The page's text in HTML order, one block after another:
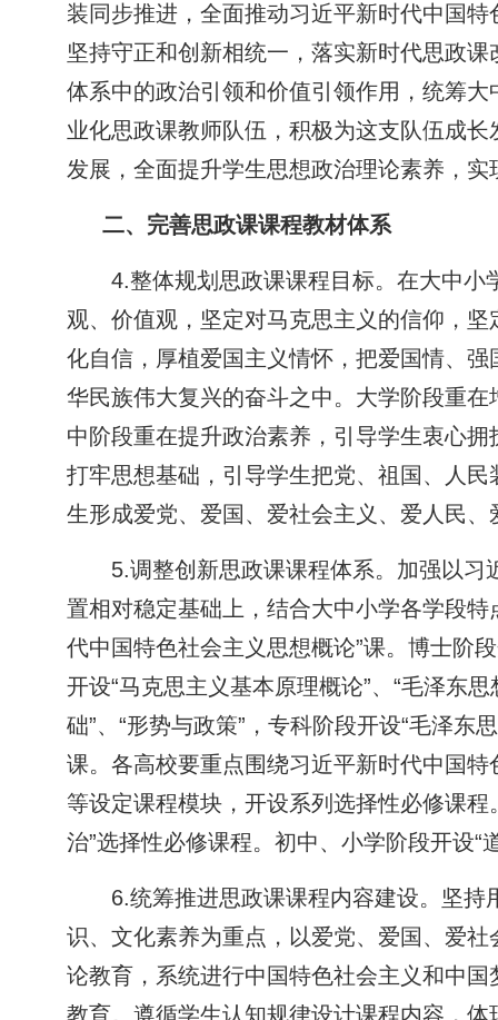
装同步推进，全面推动习近平新时代中国
坚持守正和创新相统一，落实新时代思政
体系中的政治引领和价值引领作用，统筹
业化思政课教师队伍，积极为这支队伍成
发展，全面提升学生思想政治理论素养，
二、完善思政课课程教材体系
4.整体规划思政课课程目标。在大中
观、价值观，坚定对马克思主义的信仰，
化自信，厚植爱国主义情怀，把爱国情、
华民族伟大复兴的奋斗之中。大学阶段重
中阶段重在提升政治素养，引导学生衷心
打牢思想基础，引导学生把党、祖国、人
生形成爱党、爱国、爱社会主义、爱人民
5.调整创新思政课课程体系。加强以
置相对稳定基础上，结合大中小学各学段
代中国特色社会主义思想概论”课。博士阶
开设“马克思主义基本原理概论”、“毛泽东
础”、“形势与政策”，专科阶段开设“毛泽东
课。各高校要重点围绕习近平新时代中国
等设定课程模块，开设系列选择性必修课
治”选择性必修课程。初中、小学阶段开设
6.统筹推进思政课课程内容建设。坚
识、文化素养为重点，以爱党、爱国、爱
论教育，系统进行中国特色社会主义和中
教育。遵循学生认知规律设计课程内容，